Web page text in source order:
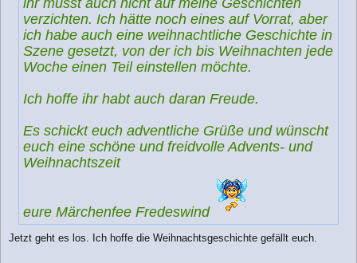
ihr müsst auch nicht auf meine Geschichten
verzichten. Ich hätte noch eines auf Vorrat, aber
ich habe auch eine weihnachtliche Geschichte in
Szene gesetzt, von der ich bis Weihnachten jede
Woche einen Teil einstellen möchte.
Ich hoffe ihr habt auch daran Freude.
Es schickt euch adventliche Grüße und wünscht
euch eine schöne und freidvolle Advents- und
Weihnachtszeit
eure Märchenfee Fredeswind
Jetzt geht es los. Ich hoffe die Weihnachtsgeschichte gefällt euch.